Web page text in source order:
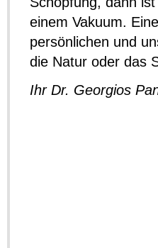
einem Vakuum.
persönlichen und
die Natur oder das
Ihr Dr. Georgios